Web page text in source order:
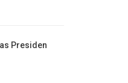
Presiden